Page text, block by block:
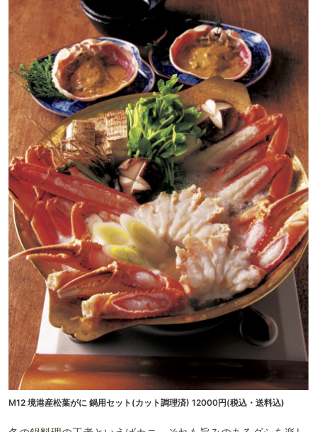
M12 境港産松葉がに 鍋用セット(カット調理済) 12000円(税込・送料込)